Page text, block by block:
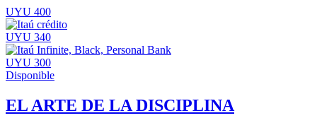
UYU 400
UYU 340
UYU 300
Disponible
EL ARTE DE LA DISCIPLINA